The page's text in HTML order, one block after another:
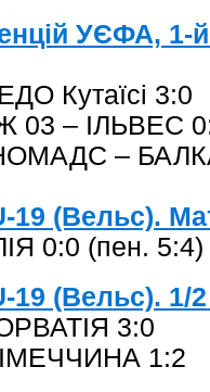
УЄФА, 1-
Кутаїсі 3:0
– ІЛЬВЕС
–
19 (Вельс).
0:0 (пен. 5:4)
19 (Вельс). 1/
3:0
1:2